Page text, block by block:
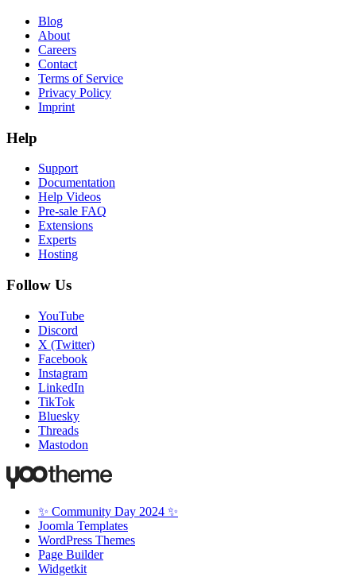
Blog
About
Careers
Contact
Terms of Service
Privacy Policy
Imprint
Help
Support
Documentation
Help Videos
Pre-sale FAQ
Extensions
Experts
Hosting
Follow Us
YouTube
Discord
X (Twitter)
Facebook
Instagram
LinkedIn
TikTok
Bluesky
Threads
Mastodon
✨ Community Day 2024 ✨
Joomla Templates
WordPress Themes
Page Builder
Widgetkit